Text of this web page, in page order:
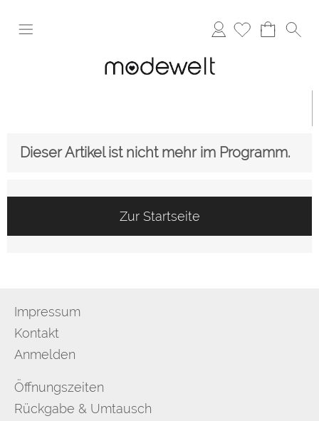
Anmelden
Dieser Artikel ist nicht mehr im Programm.
Zur Startseite
Impressum
Kontakt
Anmelden
Öffnungszeiten
Rückgabe & Umtausch